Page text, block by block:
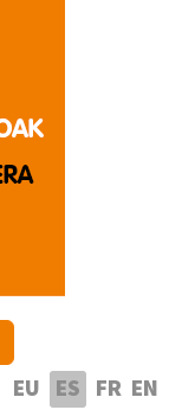
EU ES FR EN